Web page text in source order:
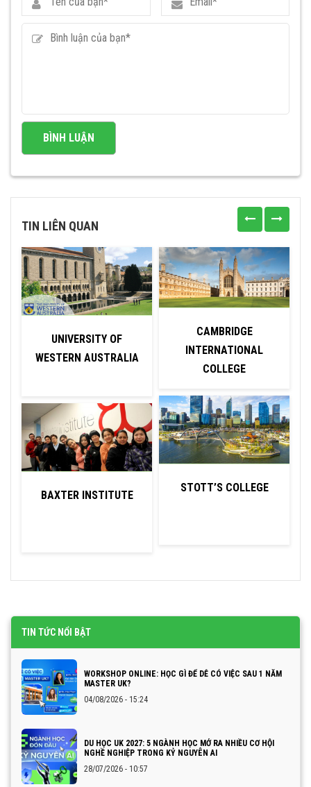
TIN LIÊN QUAN
UNIVERSITY OF
WESTERN AUSTRALIA
BAXTER INSTITUTE
CAMBRIDGE
INTERNATIONAL
COLLEGE
STOTT’S COLLEGE
TIN TỨC NỔI BẬT
WORKSHOP ONLINE: HỌC GÌ ĐỂ DỄ CÓ VIỆC SAU 1 NĂM
MASTER UK?
04/08/2026 - 15:24
DU HỌC UK 2027: 5 NGÀNH HỌC MỞ RA NHIỀU CƠ HỘI
NGHỀ NGHIỆP TRONG KỶ NGUYÊN AI
28/07/2026 - 10:57